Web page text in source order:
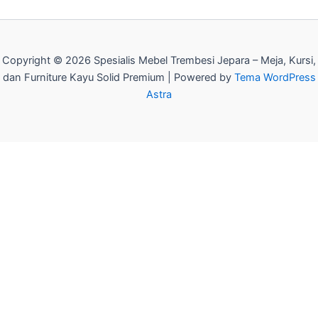
Copyright © 2026 Spesialis Mebel Trembesi Jepara – Meja, Kursi,
dan Furniture Kayu Solid Premium | Powered by Tema WordPress
Astra